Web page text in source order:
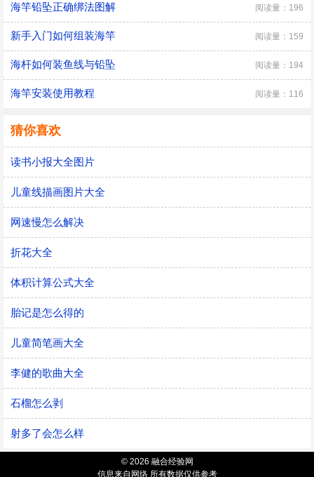
海竿铅坠正确绑法图解 阅读量：196
新手入门如何组装海竿 阅读量：159
海杆如何装鱼线与铅坠 阅读量：194
海竿安装使用教程 阅读量：116
猜你喜欢
读书小报大全图片
儿童线描画图片大全
网速慢怎么解决
折花大全
体积计算公式大全
胎记是怎么得的
儿童简笔画大全
李健的歌曲大全
石榴怎么剥
射多了会怎么样
© 2026 融合经验网
信息来自网络 所有数据仅供参考